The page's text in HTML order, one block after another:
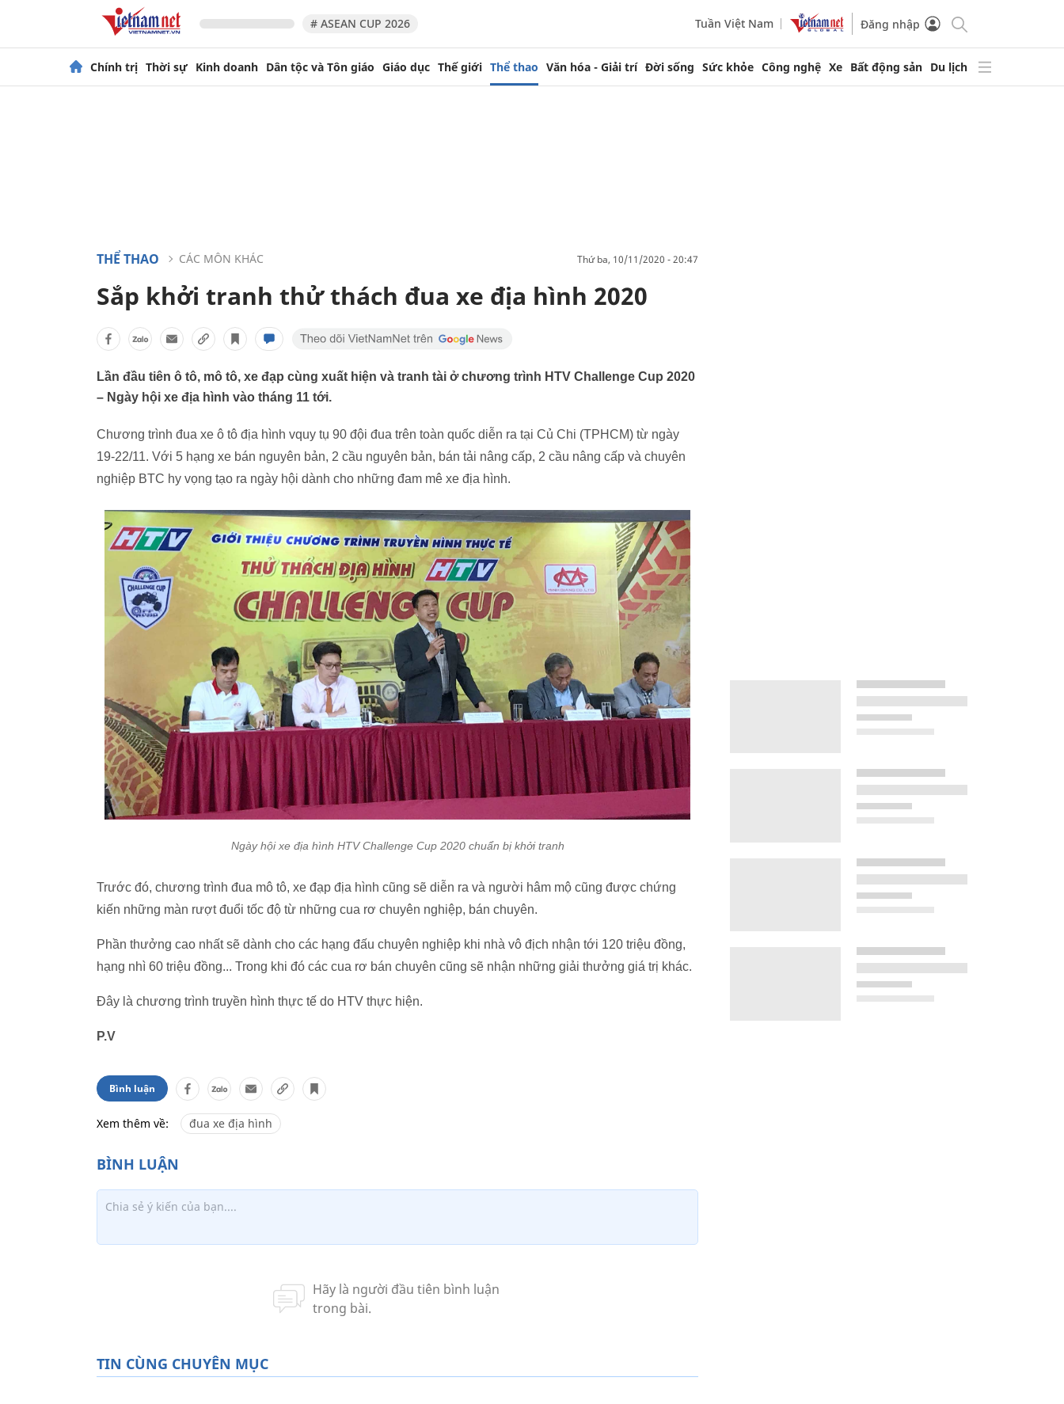
# ASEAN CUP 2026 Tuần Việt Nam Đăng nhập
Chính trị Thời sự Kinh doanh Dân tộc và Tôn giáo Giáo dục Thế giới Thể thao Văn hóa - Giải trí Đời sống Sức khỏe Công nghệ Xe Bất động sản Du lịch
THỂ THAO CÁC MÔN KHÁC thứ ba, 10/11/2020 - 20:47
Sắp khởi tranh thử thách đua xe địa hình 2020
Lần đầu tiên ô tô, mô tô, xe đạp cùng xuất hiện và tranh tài ở chương trình HTV Challenge Cup 2020
– Ngày hội xe địa hình vào tháng 11 tới.
Chương trình đua xe ô tô địa hình vquy tụ 90 đội đua trên toàn quốc diễn ra tại Củ Chi (TPHCM) từ ngày
19-22/11. Với 5 hạng xe bán nguyên bản, 2 cầu nguyên bản, bán tải nâng cấp, 2 cầu nâng cấp và chuyên
nghiệp BTC hy vọng tạo ra ngày hội dành cho những đam mê xe địa hình.
Ngày hội xe địa hình HTV Challenge Cup 2020 chuẩn bị khởi tranh
Trước đó, chương trình đua mô tô, xe đạp địa hình cũng sẽ diễn ra và người hâm mộ cũng được chứng
kiến những màn rượt đuổi tốc độ từ những cua rơ chuyên nghiệp, bán chuyên.
Phần thưởng cao nhất sẽ dành cho các hạng đấu chuyên nghiệp khi nhà vô địch nhận tới 120 triệu đồng,
hạng nhì 60 triệu đồng... Trong khi đó các cua rơ bán chuyên cũng sẽ nhận những giải thưởng giá trị khác.
Đây là chương trình truyền hình thực tế do HTV thực hiện.
P.V
Bình luận
Xem thêm về: đua xe địa hình
TIN CÙNG CHUYÊN MỤC